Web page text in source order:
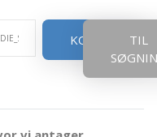
KOPIER
TIL